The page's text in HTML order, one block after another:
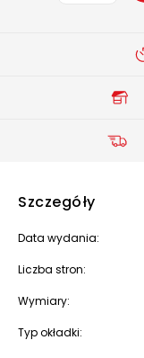
Szczegóły
Data wydania:
Liczba stron:
Wymiary:
Typ okładki: